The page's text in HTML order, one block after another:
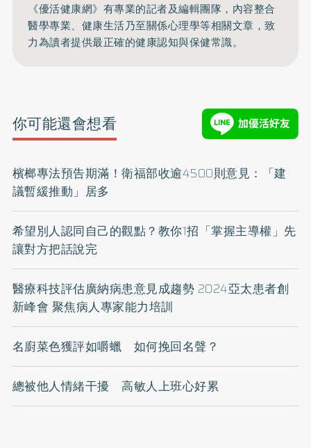
《優活健康網》有專業的記者及編輯團隊，內容整合
醫學專業、健康生活乃至關係心理學等相關文章，致
力為讀者提供最正確的健康認知與保健常識。
你可能還會想看
檳榔專法預告期滿！衛福部收逾4500則意見：「建
議暫緩推動」居多
希望別人認同自己的觀點？教你1招「掌握主導權」先
讓對方把話說完
醫療科技評估廣納病患意見成趨勢 2024亞太患者創
新峰會 聚焦病人專家能力培訓
名廚菜色獲評如嚼蠟 如何挽回名聲？
總被他人情緒干擾 高敏人上班心好累